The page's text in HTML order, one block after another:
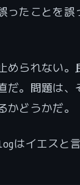
ったことを誤
められない。
だ。問題は、
かどうかだ。
はイエスと言